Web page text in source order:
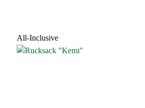
All-Inclusive